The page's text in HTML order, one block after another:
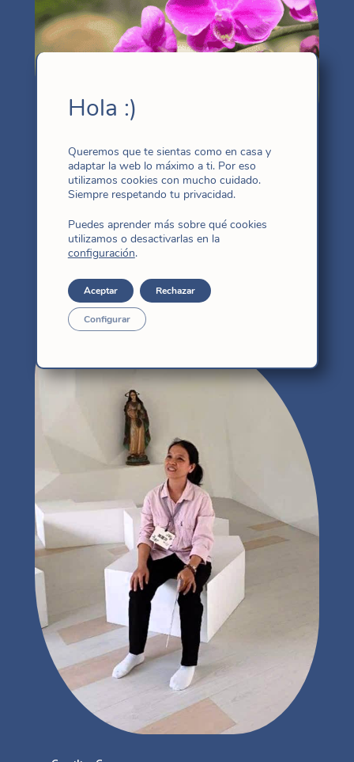
Asia Oriental
Amo profundamente nuestra
congregación
Hola :)
Queremos que te sientas como en casa y
adaptar la web lo máximo a ti. Por eso
utilizamos cookies con mucho cuidado.
Siempre respetando tu privacidad.
Puedes aprender más sobre qué cookies
utilizamos o desactivarlas en la
configuración.
Aceptar Rechazar
Configurar